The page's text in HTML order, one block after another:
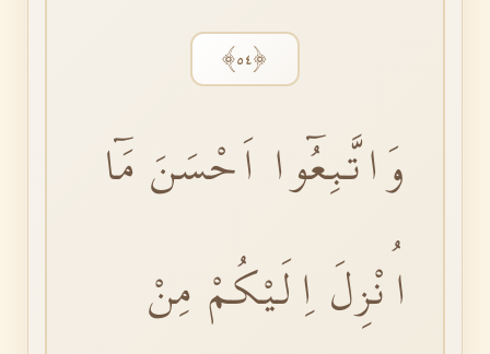
﴿٥٤﴾
وَاتَّبِعُٓوا اَحْسَنَ مَٓا
اُنْزِلَ اِلَيْكُمْ مِنْ